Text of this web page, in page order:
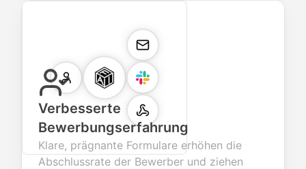
Verbesserte
Bewerbungserfahrung
Klare, prägnante Formulare erhöhen die
Abschlussrate der Bewerber und ziehen